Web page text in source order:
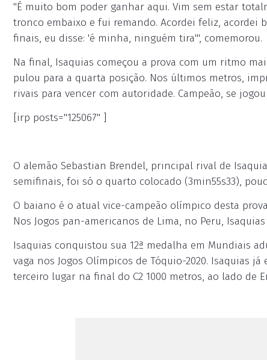
"É muito bom poder ganhar aqui. Vim sem estar
tronco embaixo e fui remando. Acordei feliz, acordei
finais, eu disse: 'é minha, ninguém tira'", comemorou.
Na final, Isaquias começou a prova com um ritmo
pulou para a quarta posição. Nos últimos metros,
rivais para vencer com autoridade. Campeão, se
[irp posts="125067" ]
O alemão Sebastian Brendel, principal rival de
semifinais, foi só o quarto colocado (3min55s33),
O baiano é o atual vice-campeão olímpico desta
Nos Jogos pan-americanos de Lima, no Peru,
Isaquias conquistou sua 12ª medalha em Mundiais
vaga nos Jogos Olímpicos de Tóquio-2020. Isaquias
terceiro lugar na final do C2 1000 metros, ao lado de